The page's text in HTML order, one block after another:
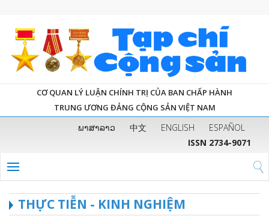
CƠ QUAN LÝ LUẬN CHÍNH TRỊ CỦA BAN CHẤP HÀNH
TRUNG ƯƠNG ĐẢNG CỘNG SẢN VIỆT NAM
ພາສາລາວ 中文 ENGLISH
ESPAÑOL
ISSN 2734-9071
THỰC TIỄN - KINH NGHIỆM